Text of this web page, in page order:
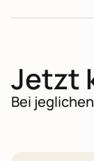
Jetzt
Bei